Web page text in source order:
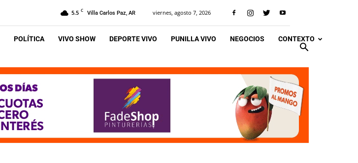
5.5 C Villa Carlos Paz, AR viernes, agosto 7, 2026
POLÍTICA VIVO SHOW DEPORTE VIVO PUNILLA VIVO NEGOCIOS CONTEXTO